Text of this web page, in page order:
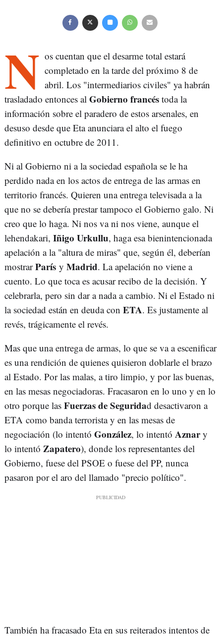
N os cuentan que el desarme total estará
completado en la tarde del próximo 8 de
abril. Los "intermediarios civiles" ya habrán
trasladado entonces al Gobierno francés toda la
información sobre el paradero de estos arsenales, en
desuso desde que Eta anunciara el alto el fuego
definitivo en octubre de 2011.
Ni al Gobierno ni a la sociedad española se le ha
perdido nada en los actos de entrega de las armas en
territorio francés. Quieren una entrega televisada a la
que no se debería prestar tampoco el Gobierno galo. Ni
creo que lo haga. Ni nos va ni nos viene, aunque el
lehendakari, Iñigo Urkullu, haga esa bienintencionada
apelación a la "altura de miras" que, según él, deberían
mostrarParís y Madrid. La apelación no viene a
cuento. Lo que toca es acusar recibo de la decisión. Y
celebrarla, pero sin dar a nada a cambio. Ni el Estado ni
la sociedad están en deuda con ETA. Es justamente al
revés, trágicamente el revés.
Mas que una entrega de armas, lo que se va a escenificar
es una rendición de quienes quisieron doblarle el brazo
al Estado. Por las malas, a tiro limpio, y por las buenas,
en las mesas negociadoras. Fracasaron en lo uno y en lo
otro porque las Fuerzas de Seguridad desactivaron a
ETA como banda terrorista y en las mesas de
negociación (lo intentó González, lo intentó Aznary
lo intentó Zapatero), donde los representantes del
Gobierno, fuese del PSOE o fuese del PP, nunca
pasaron por el aro del llamado "precio político".
También ha fracasado Eta en sus reiterados intentos de